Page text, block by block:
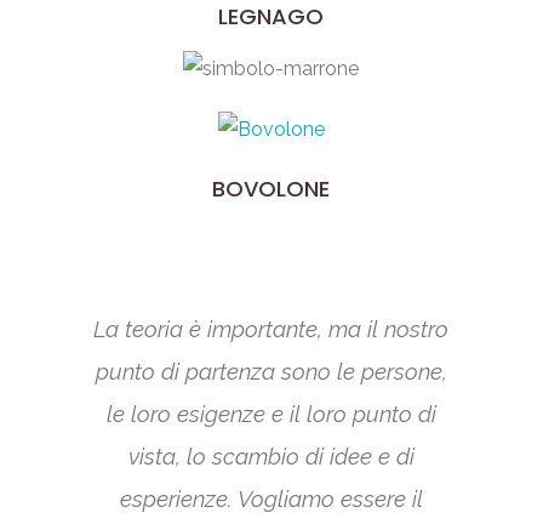
LEGNAGO
BOVOLONE
La teoria è importante, ma il nostro
punto di partenza sono le persone,
le loro esigenze e il loro punto di
vista, lo scambio di idee e di
esperienze. Vogliamo essere il